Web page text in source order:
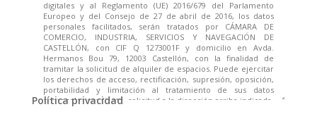
Política privacidad